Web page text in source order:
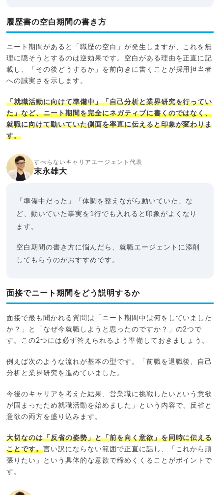
履歴書の空白期間の書き方
ニート期間があると「職歴の空白」が発生しますが、これを無
理に隠そうとするのは逆効果です。空白がある理由を正直に記
載し、「その後どうするか」を前向きに書くことが採用担当者
への誠実さを示します。
「就職活動に向けて準備中」「自己分析と業界研究を行ってい
た」など、ニート期間を完全にネガティブに書くのではなく、
就職に向けて動いていた側面を率直に伝えると印象が変わりま
す。
すべらないキャリアエージェント代表
末永雄大
「準備中だった」「体調を整えながら動いていた」な
ど、動いていた事実を1行でも入れると印象がよくなり
ます。
空白期間の書き方に悩んだら、就職エージェントに添削
してもらうのがおすすめです。
面接でニート期間をどう説明するか
面接で最も聞かれる質問は「ニート期間中は何をしていました
か？」と「なぜ今就職しようと思ったのですか？」の2つで
す。この2つには必ず答えられるよう準備しておきましょう。
例えば次のような流れが基本の型です。「前職を退職後、自己
分析と業界研究を進めていました。
今後のキャリアを考えた結果、営業職に挑戦したいという意欲
が固まったため就職活動を始めました」という内容で、反省と
意欲の両方を盛り込みます。
大切なのは「反省の姿勢」と「前を向く意欲」を同時に伝える
ことです。言い訳にならない範囲で正直に話し、「これから頑
張りたい」という具体的な意欲で締めくくることがポイントで
す。